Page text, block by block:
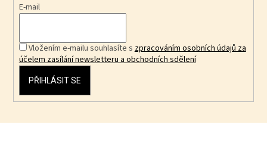
E-mail
Vložením e-mailu souhlasíte s zpracováním osobních údajů za
účelem zasílání newsletteru a obchodních sdělení
PŘIHLÁSIT SE